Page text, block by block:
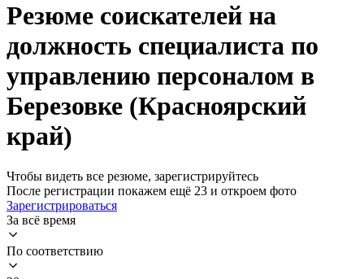
Резюме соискателей на
должность специалиста по
управлению персоналом в
Березовке (Красноярский
край)
Чтобы видеть все резюме, зарегистрируйтесь
После регистрации покажем ещё 23 и откроем фото
Зарегистрироваться
За всё время
По соответствию